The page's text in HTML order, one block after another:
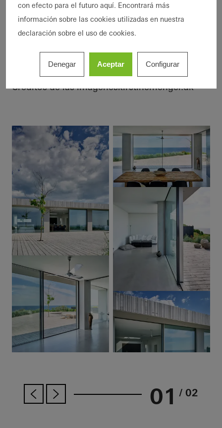
Áreas de producto Puertas correderas
Ubicación
Hornbæk, Denmark
Arquitectos
Tegnestuen LOKAL
Créditos de las imágeneskirstinemengel.dk
01 / 02
con efecto para el futuro aquí. Encontrará más
información sobre las cookies utilizadas en nuestra
declaración sobre el uso de cookies.
Denegar Aceptar Configurar